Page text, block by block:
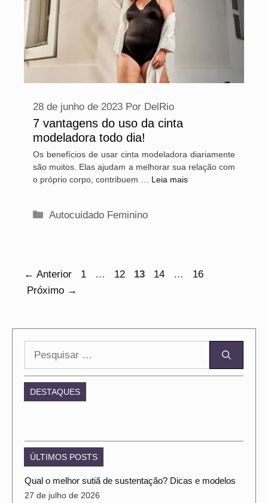
7 vantagens do uso da cinta
modeladora todo dia!
28 de junho de 2023 Por DelRio
Os benefícios de usar cinta modeladora diariamente
são muitos. Elas ajudam a melhorar sua relação com
o próprio corpo, contribuem … Leia mais
Categorias
Autocuidado Feminino
Navegação
de
← Anterior Page
1 … Page
12 Page
13 Page
14 … Page
16
Próximo →
Pesquisar
DESTAQUES
ÚLTIMOS POSTS
Qual o melhor sutiã de sustentação? Dicas e modelos
27 de julho de 2026